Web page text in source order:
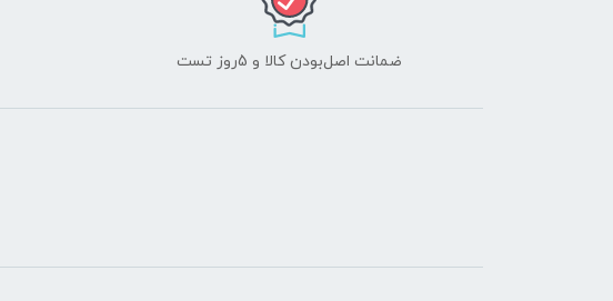
ضمانت اصل‌بودن کالا و 5روز تست